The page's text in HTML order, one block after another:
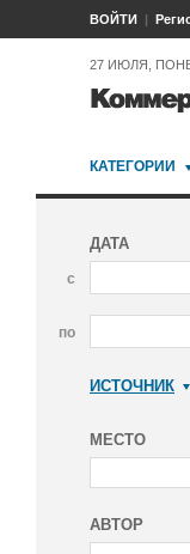
ВОЙТИ
27 ИЮЛЯ,
КАТЕГОРИИ
ДАТА
с
по
ИСТОЧНИК
МЕСТО
АВТОР